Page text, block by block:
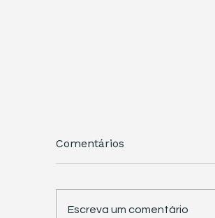
Comentários
Escreva um comentário